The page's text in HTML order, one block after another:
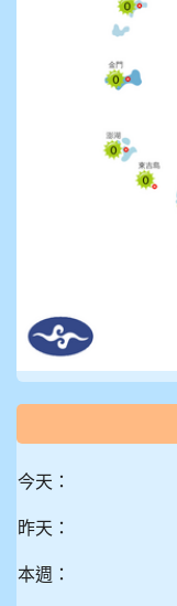
今天：
昨天：
本週：